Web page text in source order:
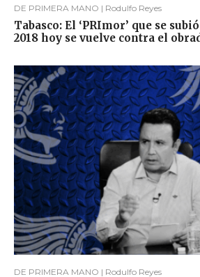
DE PRIMERA MANO | Rodulfo Reyes
Tabasco: El ‘PRImor’ que se
2018 hoy se vuelve contra el
DE PRIMERA MANO | Rodulfo Reyes